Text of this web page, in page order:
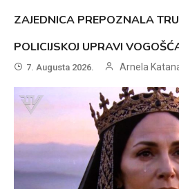
ZAJEDNICA PREPOZNALA
POLICIJSKOJ UPRAVI
7. Augusta 2026. Arnela